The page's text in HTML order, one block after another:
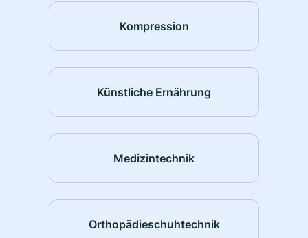
Kompression
Künstliche Ernährung
Medizintechnik
Orthopädieschuhtechnik